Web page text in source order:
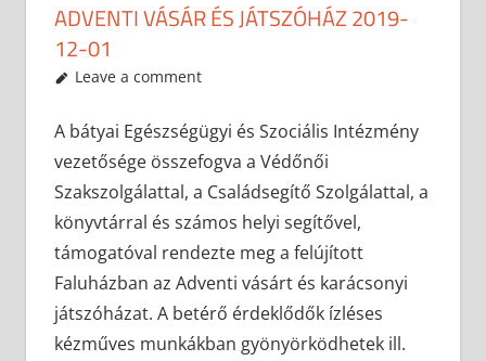
ADVENTI VÁSÁR ÉS JÁTSZÓHÁZ 2019-
12-01
2019-12-05
anisity.attilla
Egyéb
Leave a comment
A bátyai Egészségügyi és Szociális Intézmény
vezetősége összefogva a Védőnői
Szakszolgálattal, a Családsegítő Szolgálattal, a
könyvtárral és számos helyi segítővel,
támogatóval rendezte meg a felújított
Faluházban az Adventi vásárt és karácsonyi
játszóházat. A betérő érdeklődők ízléses
kézműves munkákban gyönyörködhetek ill.